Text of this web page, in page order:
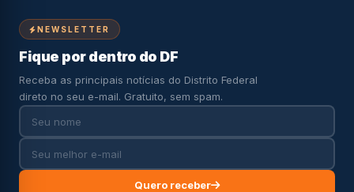
NEWSLETTER
Fique por dentro do DF
Receba as principais notícias do Distrito Federal
direto no seu e-mail. Gratuito, sem spam.
Quero receber